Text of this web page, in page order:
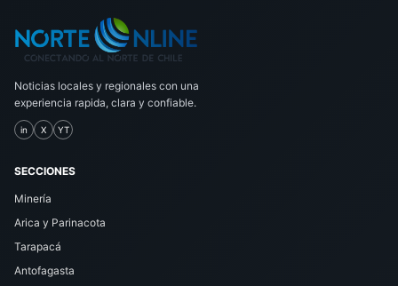
Noticias locales y regionales con una
experiencia rapida, clara y confiable.
in X YT
SECCIONES
Minería
Arica y Parinacota
Tarapacá
Antofagasta